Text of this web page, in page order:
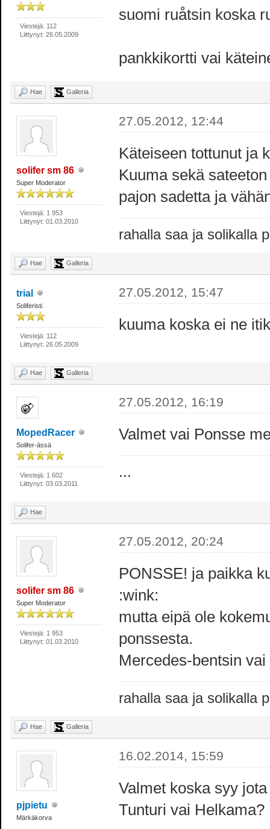
Viestejä: 112
Liittynyt: 26.05.2009
suomi ruåtsin koska
pankkikortti vai
Hae Galleria
solifer sm 86
Super Moderator
Viestejä: 1 953
Liittynyt: 01.03.2010
27.05.2012, 12:44
Käteiseen tottunut ja
Kuuma sekä
pajon sadetta ja
rahalla saa ja solikalla
Hae Galleria
trial
Soliferisti
Viestejä: 112
Liittynyt: 26.05.2009
27.05.2012, 15:47
kuuma koska ei ne
Hae Galleria
MopedRacer
Solifer-ässä
Viestejä: 1 602
Liittynyt: 03.03.2011
27.05.2012, 16:19
Valmet vai Ponsse
...
Hae
solifer sm 86
Super Moderator
Viestejä: 1 953
Liittynyt: 01.03.2010
27.05.2012, 20:24
PONSSE! ja paikka
:wink:
mutta eipä ole
ponssesta.
Mercedes-bentsin
rahalla saa ja solikalla
Hae Galleria
pjpietu
Märkäkorva
16.02.2014, 15:59
Valmet koska syy
Tunturi vai Helkama?